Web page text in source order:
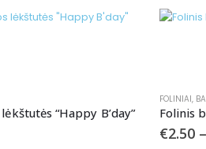
“Happy B’day”
FOLINIAI,
Folinis
€2.50 –